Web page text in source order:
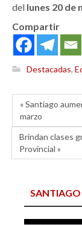
del lunes 20 de
Compartir
Destacadas,
« Santiago
marzo
Brindan clases
Provincial »